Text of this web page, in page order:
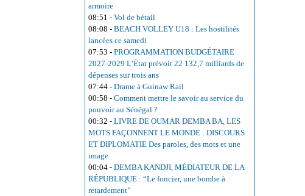
armoire
08:51 - Vol de bétail
08:08 - BEACH VOLLEY U18 : Les hostilités
lancées ce samedi
07:53 - PROGRAMMATION BUDGÉTAIRE
2027-2029 L’État prévoit 22 132,7 milliards de
dépenses sur trois ans
07:44 - Drame à Guinaw Rail
00:58 - Comment mettre le savoir au service du
pouvoir au Sénégal ?
00:32 - LIVRE DE OUMAR DEMBA BA, LES
MOTS FAÇONNENT LE MONDE : DISCOURS
ET DIPLOMATIE Des paroles, des mots et une
image
00:04 - DEMBA KANDJI, MÉDIATEUR DE LA
RÉPUBLIQUE : “Le foncier, une bombe à
retardement”